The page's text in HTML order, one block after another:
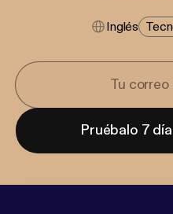
Inglés
Pruébalo 7